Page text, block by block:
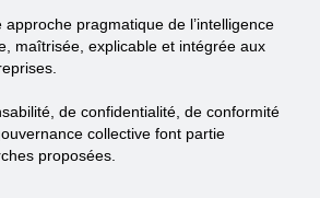
pragmatique de l’intelligence
maîtrisée, explicable et intégrée aux
de confidentialité, de conformité
collective font partie
proposées.